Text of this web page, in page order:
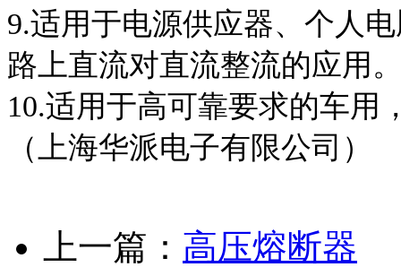
9.适用于电源供应器、个人
路上直流对直流整流的应用
10.适用于高可靠要求的车用
（上海华派电子有限公司）
上一篇： 高压熔断器